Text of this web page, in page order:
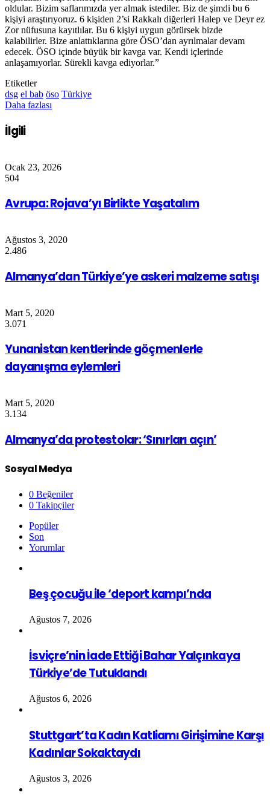
oldular. Bizim saflarımızda yer almak istediler. Biz de şimdi bu 6
kişiyi araştırıyoruz. 6 kişiden 2’si Rakkalı diğerleri Halep ve Deyr ez
Zor nüfusuna kayıtlılar. Bu 6 kişiyi uygun görürsek bizde
kalabilirler. Bize anlattıklarına göre ÖSO’dan ayrılmalar devam
edecek. ÖSO içinde büyük bir kavga var. Kendi içlerinde
anlaşamıyorlar. Sürekli kavga ediyorlar.”
Etiketler
dsg el bab öso Türkiye
Daha fazlası
İlgili
Ocak 23, 2026
504
Avrupa: Rojava’yı Birlikte Yaşatalım
Ağustos 3, 2020
2.486
Almanya’dan Türkiye’ye askeri malzeme satışı
Mart 5, 2020
3.071
Yunanistan kentlerinde göçmenlerle
dayanışma eylemleri
Mart 5, 2020
3.134
Almanya’da protestolar: ‘Sınırları açın’
Sosyal Medya
0 Beğeniler
0 Takipçiler
Popüler
Son
Yorumlar
Beş çocuğu ile ‘deport kampı’nda
Ağustos 7, 2026
İsviçre’nin İade Ettiği Bahar Yalçınkaya
Türkiye’de Tutuklandı
Ağustos 6, 2026
Stuttgart’ta Kadın Katliamı Girişimine Karşı
Kadınlar Sokaktaydı
Ağustos 3, 2026